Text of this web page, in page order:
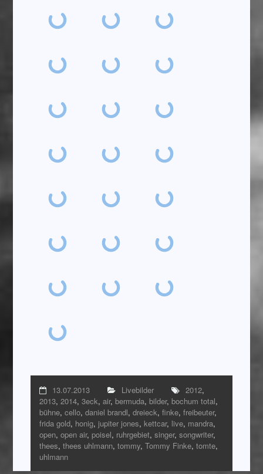
13.07.2013 Livebilder 2012,
2013,2014,3eck,air,bermuda,bilder,bochum total,
bühne,cello,daniel brandl,dreieck,finke,freibeuter,
frida gold, honig, jupiter jones,kettcar, live, mandra,
open,open air,poisel, ruhrgebiet,singer,songwriter,
thees,thees uhlmann,tommy,Tommy Finke,tomte,
uhlmann